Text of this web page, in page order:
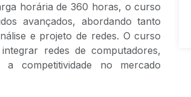
horária de 360 horas, o curso
avançados, abordando tanto
e projeto de redes. O curso
redes de computadores,
competitividade no mercado